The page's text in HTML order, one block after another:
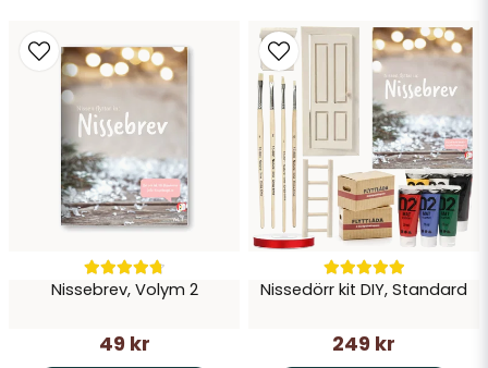
Nissebrev, Volym 2
49 kr
Nissedörr kit DIY, Standard
249 kr